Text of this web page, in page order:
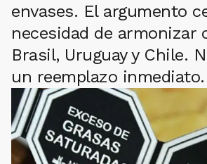
envases. El argumento
necesidad de armonizar
Brasil, Uruguay y Chile.
un reemplazo inmediato.